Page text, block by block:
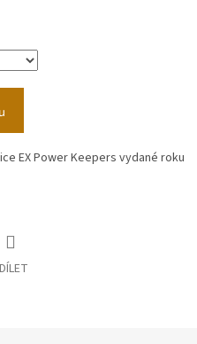
EX Power Keepers vydané roku